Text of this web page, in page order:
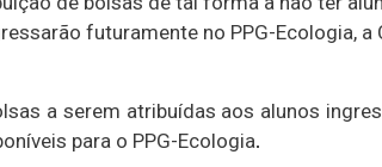
futuramente no PPG-Ecologia,
a serem atribuídas aos alunos
para o PPG-Ecologia.